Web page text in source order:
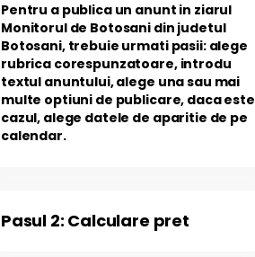
Pentru a publica un anunt in ziarul
Monitorul de Botosani din judetul
Botosani, trebuie urmati pasii: alege
rubrica corespunzatoare, introdu
textul anuntului, alege una sau mai
multe optiuni de publicare, daca este
cazul, alege datele de aparitie de pe
calendar.
Pasul 2: Calculare pret